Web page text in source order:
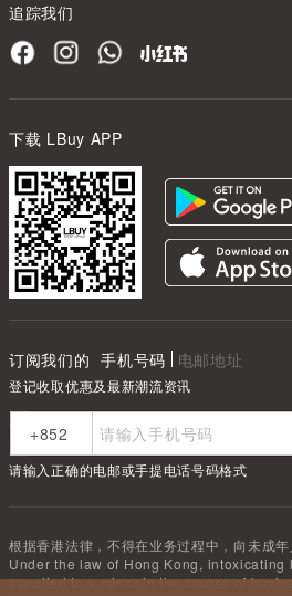
追踪我们
下载 LBuy APP
订阅我们的 手机号码 电邮地址
登记收取优惠及最新潮流资讯
请输入正确的电邮或手提电话号码格式
根据香港法律，不得在业务过程中，向未成
Under the law of Hong Kong,
supplied to a minor in the course of